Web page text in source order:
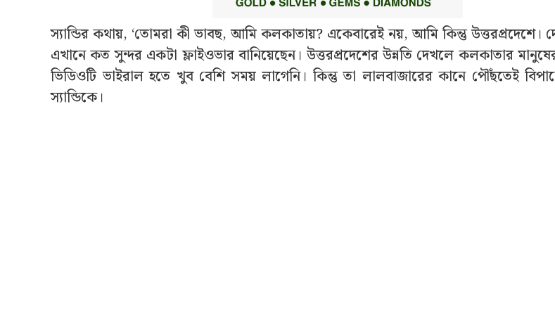
স্যান্ডির কথায়, ‘তোমরা কী ভাবছ, আমি কলকাতায়? একেবারেই নয়, আমি কিন্তু উত্তরপ্রদেশে।
এখানে কত সুন্দর একটা ফ্লাইওভার বানিয়েছেন। উত্তরপ্রদেশের উন্নতি দেখলে কলকাতার মানুষের
ভিডিওটি ভাইরাল হতে খুব বেশি সময় লাগেনি। কিন্তু তা লালবাজারের কানে পৌঁছতেই
স্যান্ডিকে।